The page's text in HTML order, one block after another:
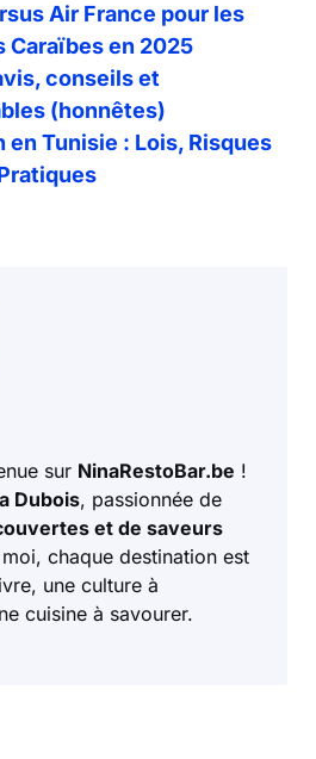
Air France pour les
Caraïbes en 2025
conseils et
(honnêtes)
en Tunisie : Lois, Risques
sur NinaRestoBar.be !
Dubois, passionnée de
et de saveurs
chaque destination est
une culture à
cuisine à savourer.